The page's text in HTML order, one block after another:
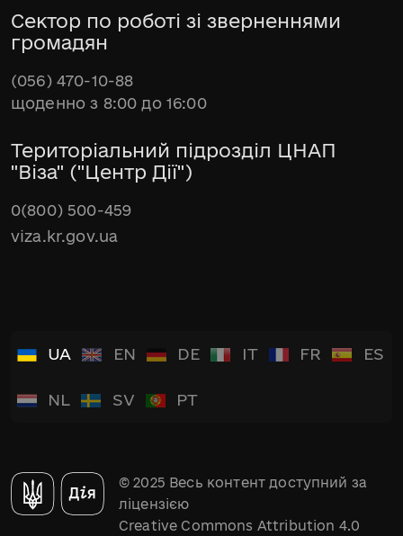
Сектор по роботі зі зверненнями
громадян
(056) 470-10-88
щоденно з 8:00 до 16:00
Територіальний підрозділ ЦНАП
"Віза" ("Центр Дії")
0(800) 500-459
viza.kr.gov.ua
UA EN DE IT FR ES
NL SV PT
© 2025 Весь контент доступний за
ліцензією
Creative Commons Attribution 4.0